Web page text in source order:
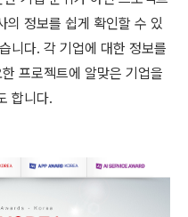
의 정보를 쉽게 확인할 수 있
니다. 각 기업에 대한 정보를
프로젝트에 알맞은 기업을
합니다.